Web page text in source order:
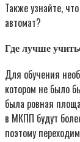
Также узнайте,
автомат?
Где лучше
Для обучения
котором не было
была ровная
в МКПП будут
поэтому